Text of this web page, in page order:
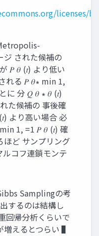
licenses/
ジ された候補の
𝑃 𝜃 (𝑡) より低い
れる 𝑃 𝜃∗ min 1,
に 分 𝑄 𝜃 ∗ 𝜃 (𝑡)
た候補の 事後確
より高い場合 必
1, =1 𝑃 𝜃 (𝑡) 確
ほど サンプリング
ルコフ連鎖モンテ
Samplingの考
するのは結構し
回帰分析くらいで
増えるとつらい ▌